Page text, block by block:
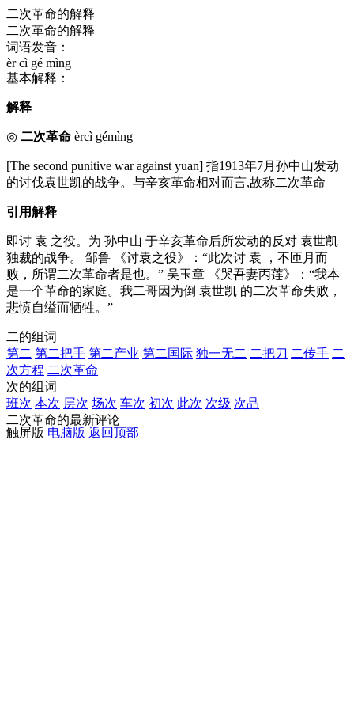
二次革命的解释
二次革命的解释
词语发音：
èr cì gé mìng
基本解释：
解释
◎ 二次革命 èrcì gémìng
[The second punitive war against yuan] 指1913年7月孙中山发动
的讨伐袁世凯的战争。与辛亥革命相对而言,故称二次革命
引用解释
即讨 袁 之役。为 孙中山 于辛亥革命后所发动的反对 袁世凯
独裁的战争。 邹鲁 《讨袁之役》：“此次讨 袁 ，不匝月而
败，所谓二次革命者是也。” 吴玉章 《哭吾妻丙莲》：“我本
是一个革命的家庭。我二哥因为倒 袁世凯 的二次革命失败，
悲愤自缢而牺牲。”
二的组词
第二 第二把手 第二产业 第二国际 独一无二 二把刀 二传手 二
次方程 二次革命
次的组词
班次 本次 层次 场次 车次 初次 此次 次级 次品
二次革命的最新评论
触屏版 电脑版 返回顶部